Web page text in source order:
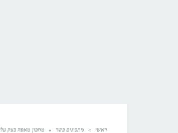
ראשי » מתכונים בשר » מתכון מאפה בצק